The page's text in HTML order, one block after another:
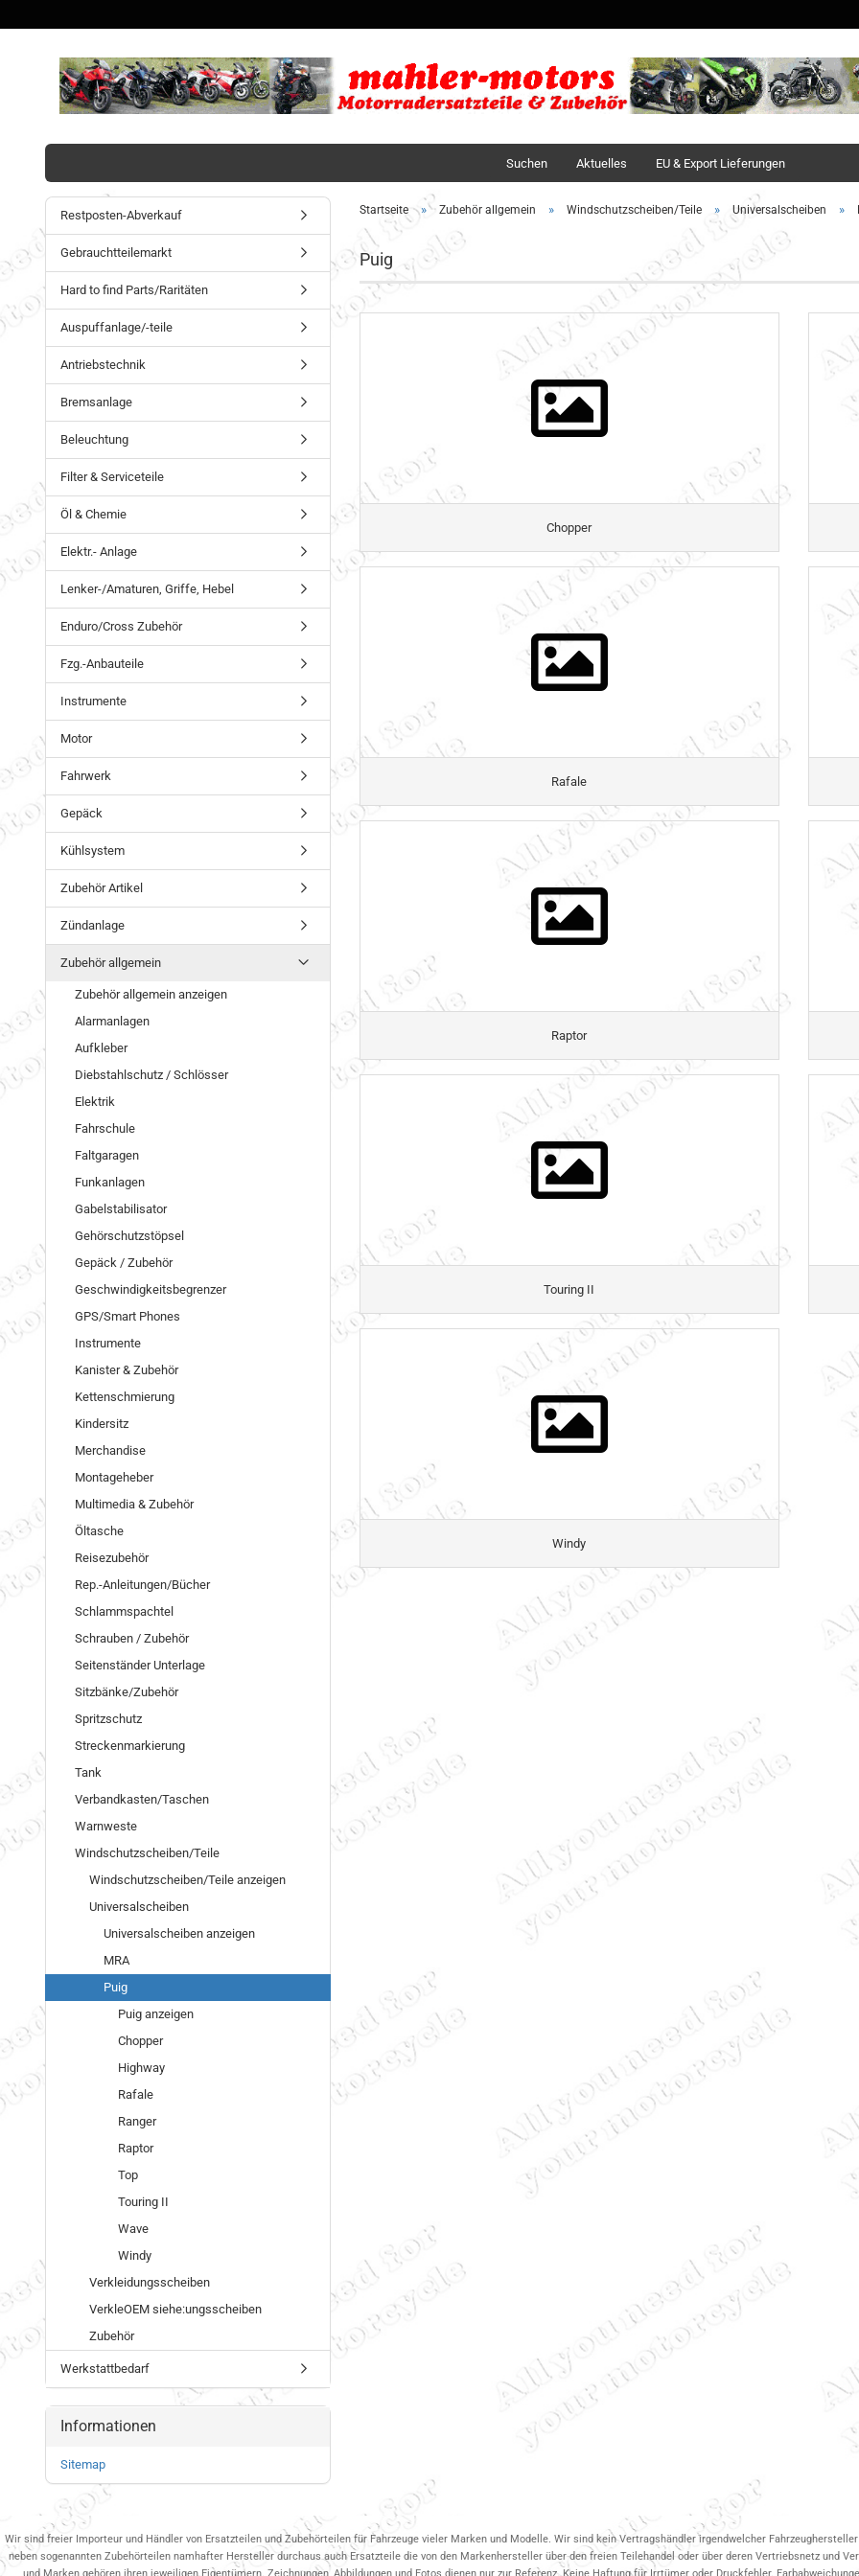
Sprache
Suchen Aktuelles EU & Export Lieferungen
Startseite » Zubehör allgemein » Windschutzscheiben/Teile » Universalscheiben »
Puig
Chopper
Rafale
Raptor
Touring II
Windy
Restposten-Abverkauf
Gebrauchtteilemarkt
Hard to find Parts/Raritäten
Auspuffanlage/-teile
Antriebstechnik
Bremsanlage
Beleuchtung
Filter & Serviceteile
Öl & Chemie
Elektr.- Anlage
Lenker-/Amaturen, Griffe, Hebel
Enduro/Cross Zubehör
Fzg.-Anbauteile
Instrumente
Motor
Fahrwerk
Gepäck
Kühlsystem
Zubehör Artikel
Zündanlage
Zubehör allgemein
Zubehör allgemein anzeigen
Alarmanlagen
Aufkleber
Diebstahlschutz / Schlösser
Elektrik
Fahrschule
Faltgaragen
Funkanlagen
Gabelstabilisator
Gehörschutzstöpsel
Gepäck / Zubehör
Geschwindigkeitsbegrenzer
GPS/Smart Phones
Instrumente
Kanister & Zubehör
Kettenschmierung
Kindersitz
Merchandise
Montageheber
Multimedia & Zubehör
Öltasche
Reisezubehör
Rep.-Anleitungen/Bücher
Schlammspachtel
Schrauben / Zubehör
Seitenständer Unterlage
Sitzbänke/Zubehör
Spritzschutz
Streckenmarkierung
Tank
Verbandkasten/Taschen
Warnweste
Windschutzscheiben/Teile
Windschutzscheiben/Teile anzeigen
Universalscheiben
Universalscheiben anzeigen
MRA
Puig
Puig anzeigen
Chopper
Highway
Rafale
Ranger
Raptor
Top
Touring II
Wave
Windy
Verkleidungsscheiben
VerkleOEM siehe:ungsscheiben
Zubehör
Werkstattbedarf
Informationen
Sitemap
Wir sind freier Importeur und Händler von Ersatzteilen und Zubehörteilen für Fahrzeuge vieler Marken und Modelle. Wir sind kein Vertragshändler irgendwelcher
neben sogenannten Zubehörteilen namhafter Hersteller durchaus auch Ersatzteile die von den Markenhersteller über den freien Teilehandel oder über deren Vertriebsnetz und